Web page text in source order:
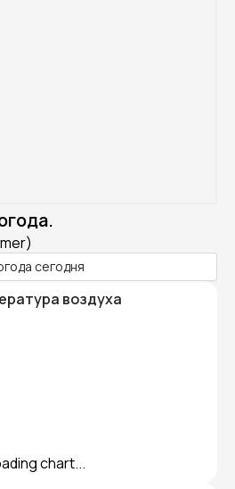
сегодня
воздуха
chart...